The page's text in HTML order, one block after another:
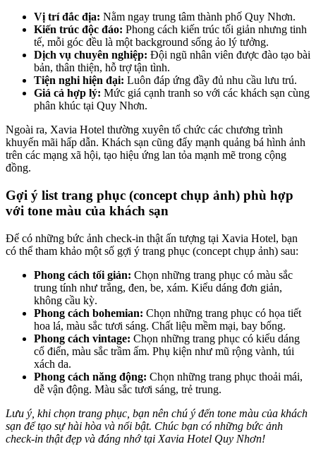
Vị trí đắc địa: Nằm ngay trung tâm thành phố Quy Nhơn.
Kiến trúc độc đáo: Phong cách kiến trúc tối giản nhưng tinh
tế, mỗi góc đều là một background sống ảo lý tưởng.
Dịch vụ chuyên nghiệp: Đội ngũ nhân viên được đào tạo bài
bản, thân thiện, hỗ trợ tận tình.
Tiện nghi hiện đại: Luôn đáp ứng đầy đủ nhu cầu lưu trú.
Giá cả hợp lý: Mức giá cạnh tranh so với các khách sạn cùng
phân khúc tại Quy Nhơn.
Ngoài ra, Xavia Hotel thường xuyên tổ chức các chương trình
khuyến mãi hấp dẫn. Khách sạn cũng đẩy mạnh quảng bá hình ảnh
trên các mạng xã hội, tạo hiệu ứng lan tỏa mạnh mẽ trong cộng
đồng.
Gợi ý list trang phục (concept chụp ảnh) phù hợp
với tone màu của khách sạn
Để có những bức ảnh check-in thật ấn tượng tại Xavia Hotel, bạn
có thể tham khảo một số gợi ý trang phục (concept chụp ảnh) sau:
Phong cách tối giản: Chọn những trang phục có màu sắc
trung tính như trắng, đen, be, xám. Kiểu dáng đơn giản,
không cầu kỳ.
Phong cách bohemian: Chọn những trang phục có họa tiết
hoa lá, màu sắc tươi sáng. Chất liệu mềm mại, bay bổng.
Phong cách vintage: Chọn những trang phục có kiểu dáng
cổ điển, màu sắc trầm ấm. Phụ kiện như mũ rộng vành, túi
xách da.
Phong cách năng động: Chọn những trang phục thoải mái,
dễ vận động. Màu sắc tươi sáng, trẻ trung.
Lưu ý, khi chọn trang phục, bạn nên chú ý đến tone màu của khách
sạn để tạo sự hài hòa và nổi bật. Chúc bạn có những bức ảnh
check-in thật đẹp và đáng nhớ tại Xavia Hotel Quy Nhơn!